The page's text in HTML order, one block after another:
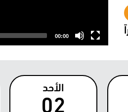
00:00
الأحد
02